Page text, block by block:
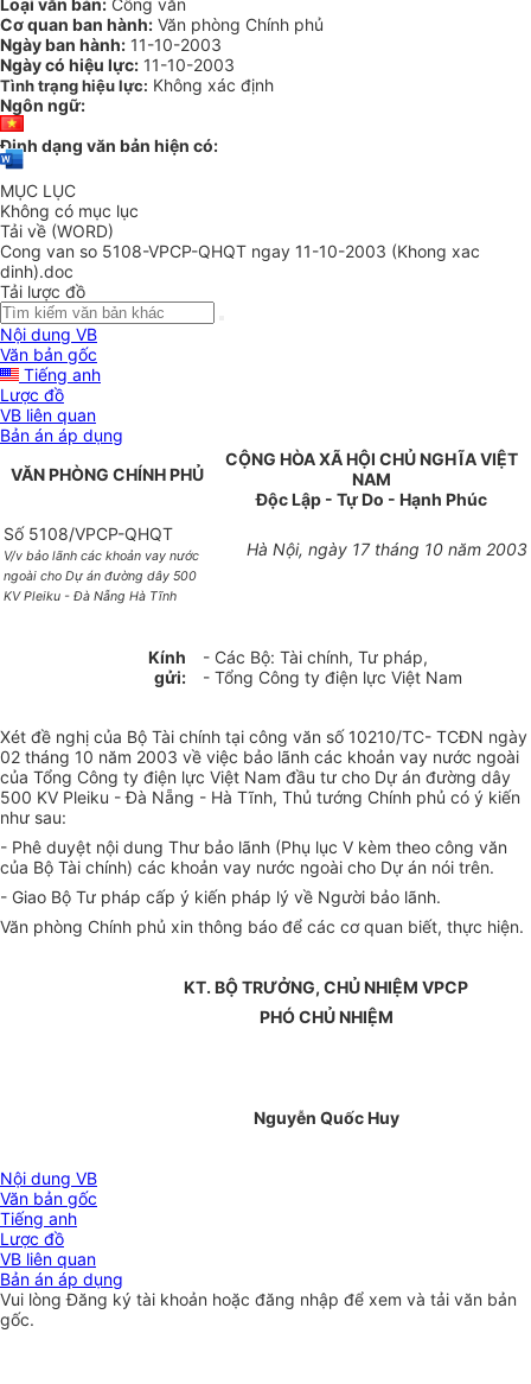
Loại văn bản: Công văn
Cơ quan ban hành: Văn phòng Chính phủ
Ngày ban hành: 11-10-2003
Ngày có hiệu lực: 11-10-2003
Tình trạng hiệu lực: Không xác định
Ngôn ngữ:
Định dạng văn bản hiện có:
MỤC LỤC
Không có mục lục
Tải về (WORD)
Cong van so 5108-VPCP-QHQT ngay 11-10-2003 (Khong xac
dinh).doc
Tải lược đồ
Nội dung VB
Văn bản gốc
Tiếng anh
Lược đồ
VB liên quan
Bản án áp dụng
VĂN PHÒNG CHÍNH PHỦ
CỘNG HÒA XÃ HỘI CHỦ NGHĨA VIỆT
NAM
Độc Lập - Tự Do - Hạnh Phúc
Số 5108/VPCP-QHQT
V/v bảo lãnh các khoản vay nước
ngoài cho Dự án đường dây 500
KV Pleiku - Đà Nẵng Hà Tĩnh
Hà Nội, ngày 17 tháng 10 năm 2003
Kính
gửi:
- Các Bộ: Tài chính, Tư pháp,
- Tổng Công ty điện lực Việt Nam
Xét đề nghị của Bộ Tài chính tại công văn số 10210/TC- TCĐN ngày
02 tháng 10 năm 2003 về việc bảo lãnh các khoản vay nước ngoài
của Tổng Công ty điện lực Việt Nam đầu tư cho Dự án đường dây
500 KV Pleiku - Đà Nẵng - Hà Tĩnh, Thủ tướng Chính phủ có ý kiến
như sau:
- Phê duyệt nội dung Thư bảo lãnh (Phụ lục V kèm theo công văn
của Bộ Tài chính) các khoản vay nước ngoài cho Dự án nói trên.
- Giao Bộ Tư pháp cấp ý kiến pháp lý về Người bảo lãnh.
Văn phòng Chính phủ xin thông báo để các cơ quan biết, thực hiện.
KT. BỘ TRƯỞNG, CHỦ NHIỆM VPCP
PHÓ CHỦ NHIỆM
Nguyễn Quốc Huy
Nội dung VB
Văn bản gốc
Tiếng anh
Lược đồ
VB liên quan
Bản án áp dụng
Vui lòngĐăng ký tài khoản hoặc đăng nhập để xem và tải văn bản
gốc.